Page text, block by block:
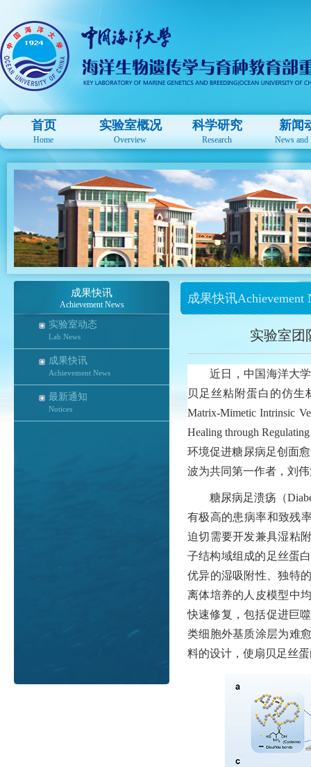
首页
Home
实验室概况
Overview
科学研究
Research
新闻
News and
成果快讯
Achievement News
实验室动态
Lab News
成果快讯
Achievement News
最新通知
Notices
成果快讯Achievement
实验室团
近日，中国海洋大
贝足丝粘附蛋白的仿
Matrix-Mimetic Intrinsic
Healing through
环境促进糖尿病足创面
波为共同第一作者，刘
糖尿病足溃疡（
有极高的患病率和致残
迫切需要开发兼具湿粘
子结构域组成的足丝蛋
优异的湿吸附性、独特
离体培养的人皮模型中
快速修复，包括促进巨
类细胞外基质涂层为难
料的设计，使扇贝足丝